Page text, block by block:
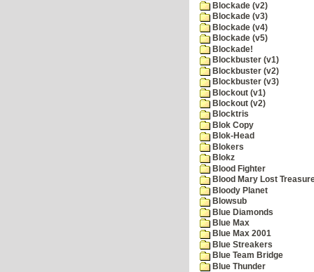
Blockade (v2)
Blockade (v3)
Blockade (v4)
Blockade (v5)
Blockade!
Blockbuster (v1)
Blockbuster (v2)
Blockbuster (v3)
Blockout (v1)
Blockout (v2)
Blocktris
Blok Copy
Blok-Head
Blokers
Blokz
Blood Fighter
Blood Mary Lost
Bloody Planet
Blowsub
Blue Diamonds
Blue Max
Blue Max 2001
Blue Streakers
Blue Team Bridge
Blue Thunder